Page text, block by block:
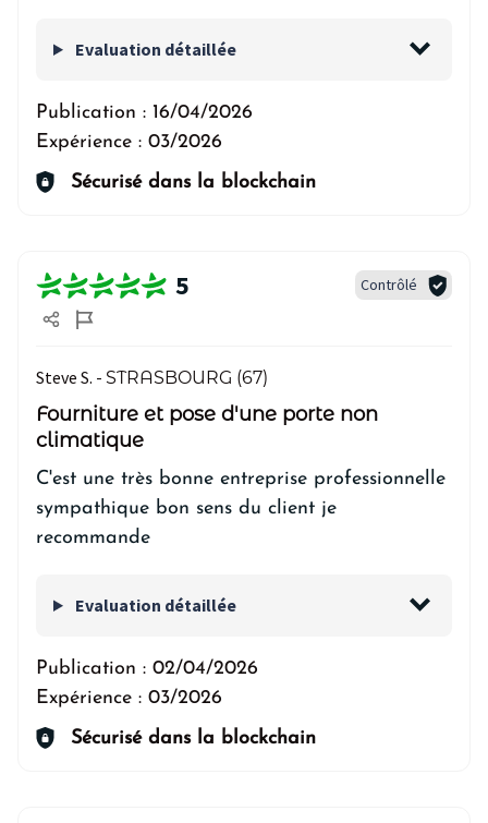
Evaluation détaillée
Publication : 16/04/2026
Expérience : 03/2026
Sécurisé dans la blockchain
5 Contrôlé
Steve S. - STRASBOURG (67)
Fourniture et pose d'une porte non
climatique
C'est une très bonne entreprise professionnelle
sympathique bon sens du client je
recommande
Evaluation détaillée
Publication : 02/04/2026
Expérience : 03/2026
Sécurisé dans la blockchain